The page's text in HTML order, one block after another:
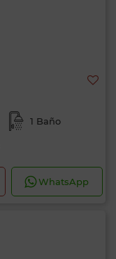
1 Baño
WhatsApp